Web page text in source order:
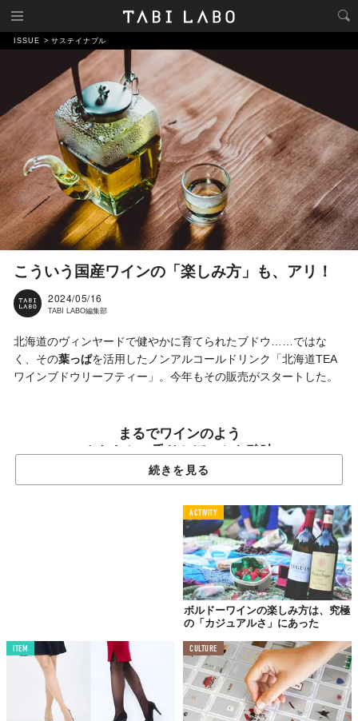
ISSUE サステイナブル
こういう国産ワインの「楽しみ方」も、アリ！
2024/05/16
TABI LABO編集部
北海道のヴィンヤードで健やかに育てられたブドウ……ではな
く、その葉っぱを活用したノンアルコールドリンク「北海道TEA
ワインブドウリーフティー」。今年もその販売がスタートした。
まるでワインのよう
やわらかい香りとほのかな酸味
©PATTERN PLANNING株式会社
続きを見る
ACTIVITY
ボルドーワインの楽しみ方は、究極
の「カジュアルさ」にあった
ITEM CULTURE